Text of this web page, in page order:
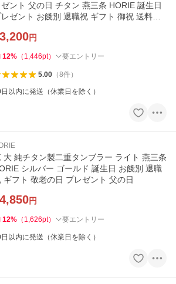
ゼント 父の日 チタン 燕三条 HORIE 誕生日
ゼント お餞別 退職祝 ギフト 御祝 送料無
円
12% （ 1,446pt） 要エントリー
5.00（8件）
以内に発送（休業日を除く）
ンブラー ライト 燕三条
シルバー ゴールド 誕生日 お餞別 退職
ギフト 敬老の日 プレゼント 父の日
円
12% （ 1,626pt） 要エントリー
以内に発送（休業日を除く）